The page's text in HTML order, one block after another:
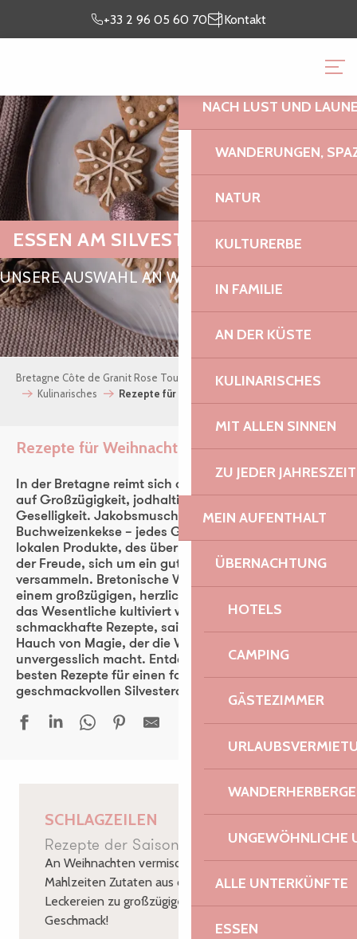
+33 2 96 05 60 70 Kontakt
meinen
Aufenthalt vor
vor Ort
BRETAGNE CÔTE DE
NACH LUST UND
WANDERUNGEN,
NATUR
KULTURERBE
IN FAMILIE
AN DER KÜSTE
KULINARISCHES
MIT ALLEN SINNEN
ZU JEDER JAHRESZEIT
MEIN AUFENTHALT
ÜBERNACHTUNG
HOTELS
CAMPING
GÄSTEZIMMER
UNGEWÖHNLICHE
ALLE UNTERKÜNFTE
ESSEN
ESSEN AM SILVESTERABEND
UNSERE AUSWAHL AN WEIHNACHTSGERICHTEN
Bretagne Côte de Granit Rose Tourismus
Nach Lust und Laune
Kulinarisches
Rezepte für Weihnachten
Rezepte für Weihnachten
In der Bretagne reimt sich das Fest zum Jahresende
auf Großzügigkeit, jodhaltige Aromen und
Geselligkeit. Jakobsmuscheln, Wildlachs,
Buchweizenkekse – jedes Gericht ist eine Feier der
lokalen Produkte, des überlieferten Know-hows und
der Freude, sich um ein gutes warmes Gericht zu
versammeln. Bretonische Weihnachten werden an
einem großzügigen, herzlichen Tisch erlebt, an dem
das Wesentliche kultiviert wird: einfache und
schmackhafte Rezepte, saisonale Zutaten und dieser
Hauch von Magie, der die Weihnachtsfeiertage
unvergesslich macht. Entdecken Sie also unsere
besten Rezepte für einen farbenfrohen und
geschmackvollen Silvesterabend!
SCHLAGZEILEN
Rezepte der Saison
An Weihnachten vermischen sich bei den
Mahlzeiten Zutaten aus der Region und
Leckereien zu großzügigen Gerichten voller
Geschmack!